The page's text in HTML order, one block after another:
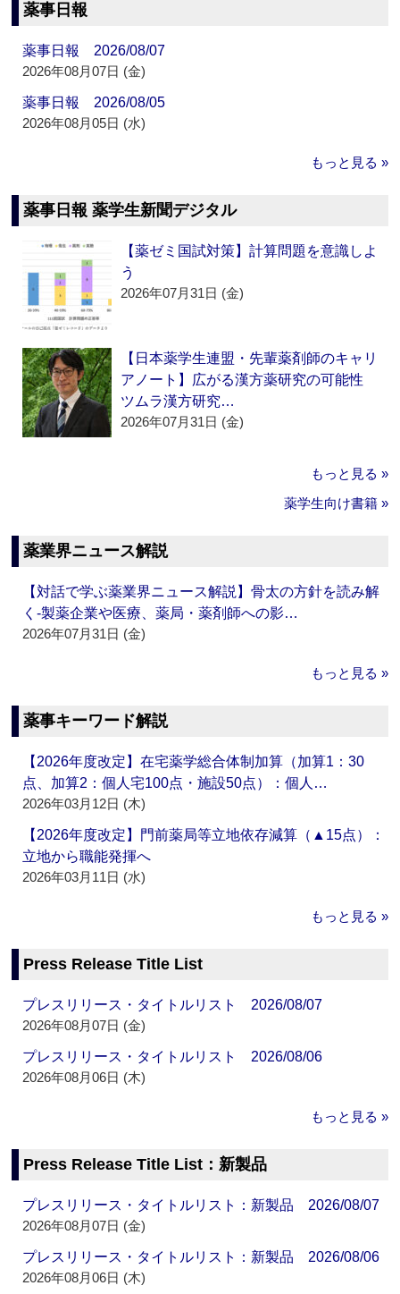
薬事日報
薬事日報 2026/08/07
2026年08月07日 (金)
薬事日報 2026/08/05
2026年08月05日 (水)
もっと見る »
薬事日報 薬学生新聞デジタル
【薬ゼミ国試対策】計算問題を意識しよ
う
2026年07月31日 (金)
【日本薬学生連盟・先輩薬剤師のキャリ
アノート】広がる漢方薬研究の可能性
ツムラ漢方研究…
2026年07月31日 (金)
もっと見る »
薬学生向け書籍 »
薬業界ニュース解説
【対話で学ぶ薬業界ニュース解説】骨太の方針を読み解
く‐製薬企業や医療、薬局・薬剤師への影…
2026年07月31日 (金)
もっと見る »
薬事キーワード解説
【2026年度改定】在宅薬学総合体制加算（加算1：30
点、加算2：個人宅100点・施設50点）：個人…
2026年03月12日 (木)
【2026年度改定】門前薬局等立地依存減算（▲15点）：
立地から職能発揮へ
2026年03月11日 (水)
もっと見る »
Press Release Title List
プレスリリース・タイトルリスト 2026/08/07
2026年08月07日 (金)
プレスリリース・タイトルリスト 2026/08/06
2026年08月06日 (木)
もっと見る »
Press Release Title List：新製品
プレスリリース・タイトルリスト：新製品 2026/08/07
2026年08月07日 (金)
プレスリリース・タイトルリスト：新製品 2026/08/06
2026年08月06日 (木)